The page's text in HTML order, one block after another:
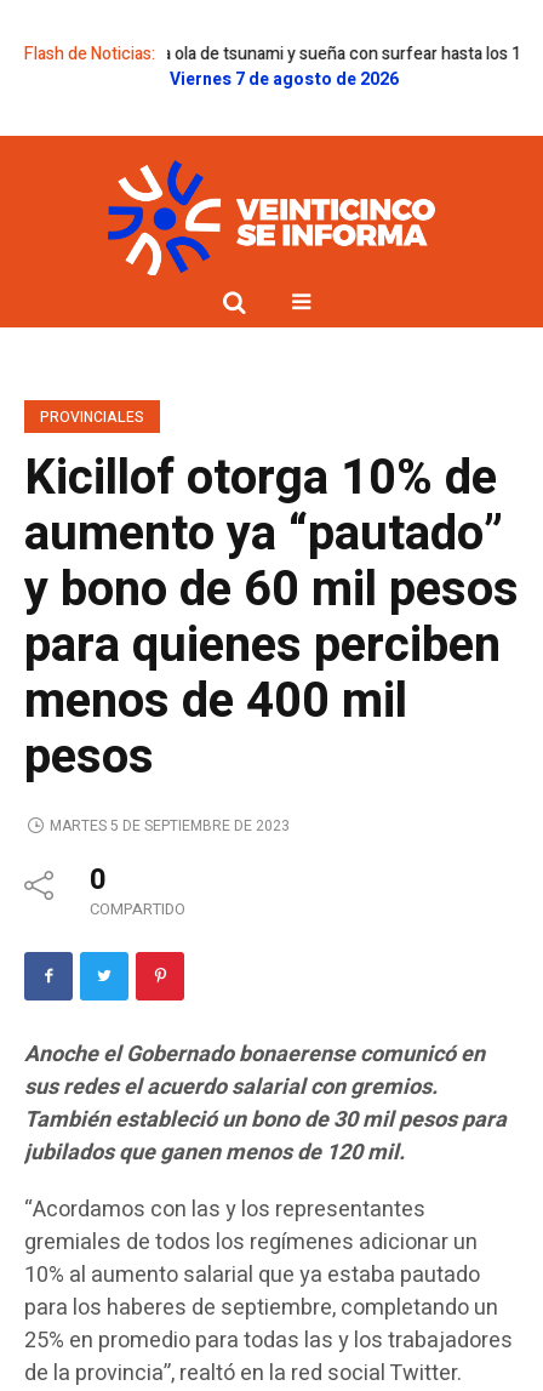
Flash de Noticias:
corrió una ola de tsunami y sueña con surfear hasta los 100 años
Viernes 7 de agosto de 2026
PROVINCIALES
Kicillof otorga 10% de
aumento ya “pautado”
y bono de 60 mil pesos
para quienes perciben
menos de 400 mil
pesos
MARTES 5 DE SEPTIEMBRE DE 2023
0
COMPARTIDO
Anoche el Gobernado bonaerense comunicó en
sus redes el acuerdo salarial con gremios.
También estableció un bono de 30 mil pesos para
jubilados que ganen menos de 120 mil.
“Acordamos con las y los representantes
gremiales de todos los regímenes adicionar un
10% al aumento salarial que ya estaba pautado
para los haberes de septiembre, completando un
25% en promedio para todas las y los trabajadores
de la provincia”, realtó en la red social Twitter.